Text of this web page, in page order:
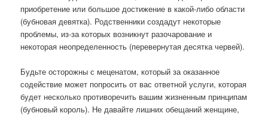
приобретение или большое достижение в какой-либо области
(бубновая девятка). Родственники создадут некоторые
проблемы, из-за которых возникнут разочарование и
некоторая неопределенность (перевернутая десятка червей).
Будьте осторожны с меценатом, который за оказанное
содействие может попросить от вас ответной услуги, которая
будет несколько противоречить вашим жизненным принципам
(бубновый король). Не давайте лишних обещаний женщине,